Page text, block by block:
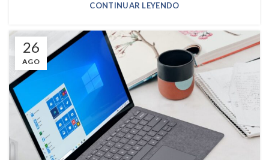
CONTINUAR LEYENDO
26
AGO